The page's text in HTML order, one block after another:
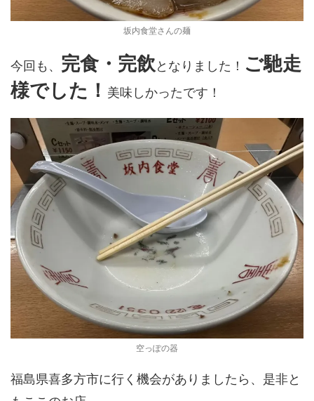
坂内食堂さんの麺
今回も、 完食・完飲となりました！ ご馳走
様でした！ 美味しかったです！
空っぽの器
福島県喜多方市に行く機会がありましたら、是非と